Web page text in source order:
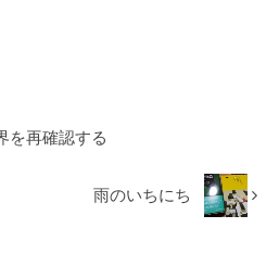
を再確認する
雨のいちにち